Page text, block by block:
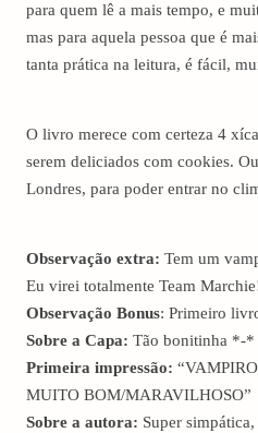
para quem lê a mais tempo, e
mas para aquela pessoa que é
tanta prática na leitura, é fácil,
O livro merece com certeza 4
serem deliciados com cookies.
Londres, para poder entrar no
Observação extra: Tem um
Eu virei totalmente Team
Observação Bonus: Primeiro
Sobre a Capa: Tão bonitinha *-*
Primeira impressão:
MUITO BOM/MARAVILHOSO”
Sobre a autora: Super